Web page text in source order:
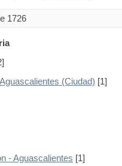
1726
(Ciudad) [1]
- Aguascalientes [1]